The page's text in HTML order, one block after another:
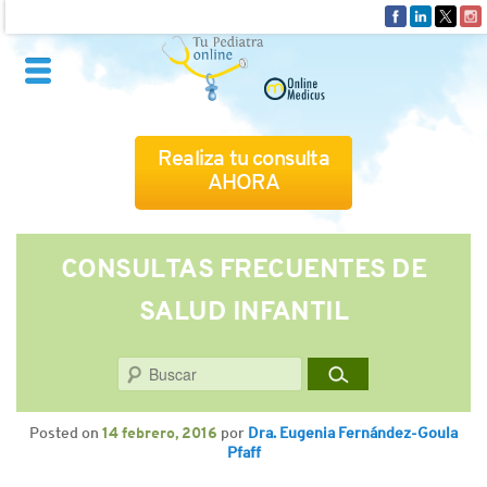
Realiza tu consulta
AHORA
QUIÉNES SOMOS
CÓMO FUNCIONA
CUADRO MÉDICO
CONSULTAS FRECUENTES
CONSULTAS FRECUENTES DE
SALUD INFANTIL
Posted on 14 febrero, 2016 por Dra. Eugenia Fernández-Goula
Pfaff